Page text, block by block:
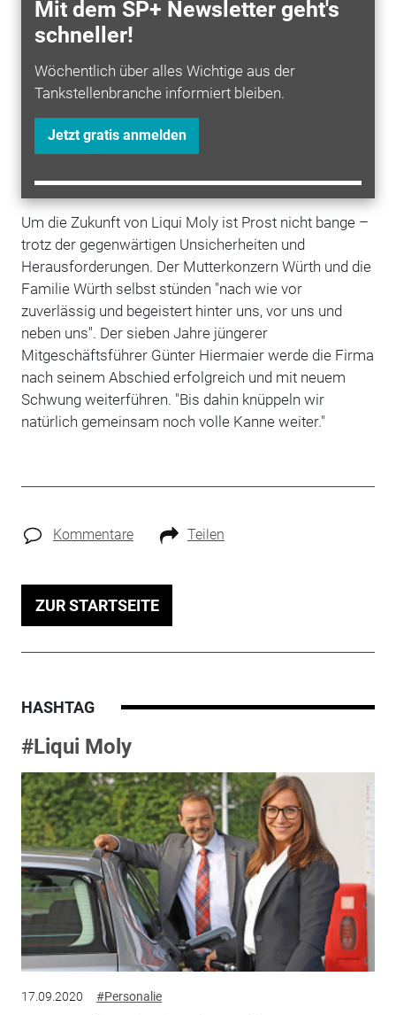
Mit dem SP+ Newsletter geht's
schneller!
Wöchentlich über alles Wichtige aus der
Tankstellenbranche informiert bleiben.
Jetzt gratis anmelden
Während der Corona-Krise produzierte Prost erneut
Mitarbeiter, den Verzicht auf sein eigenes Gehalt
sowie eine millionenschwere Marketingoffensive.
Dazu kritisierte er auch die Einstellung vieler
Unternehmen, die während der Pandemie Kurzarbeit
ausschütteten.
Um die Zukunft von Liqui Moly ist Prost nicht bange –
trotz der gegenwärtigen Unsicherheiten und
Herausforderungen. Der Mutterkonzern Würth und die
Familie Würth selbst stünden "nach wie vor
zuverlässig und begeistert hinter uns, vor uns und
neben uns". Der sieben Jahre jüngerer
Mitgeschäftsführer Günter Hiermaier werde die Firma
nach seinem Abschied erfolgreich und mit neuem
Schwung weiterführen. "Bis dahin knüppeln wir
natürlich gemeinsam noch volle Kanne weiter."
Kommentare Teilen
ZUR STARTSEITE
HASHTAG
#Liqui Moly
17.09.2020 #Personalie